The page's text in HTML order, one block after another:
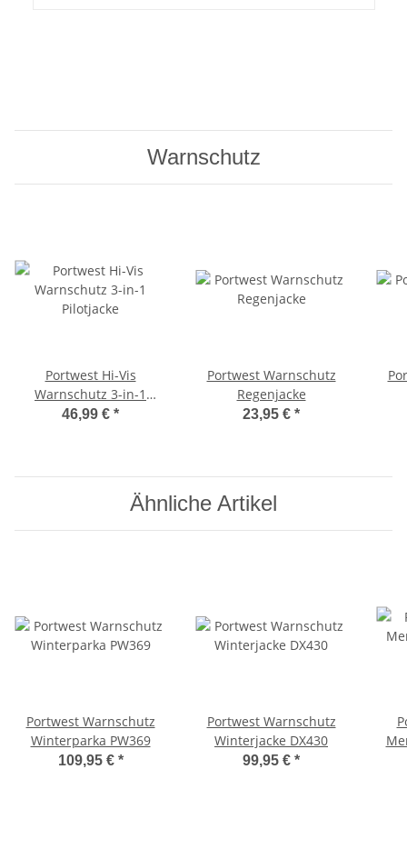
Warnschutz
Portwest Hi-Vis
Warnschutz 3-in-1
Pilotjacke
46,99 € *
Portwest Warnschutz
Regenjacke
23,95 € *
Ähnliche Artikel
Portwest Warnschutz
Winterparka PW369
109,95 € *
Portwest Warnschutz
Winterjacke DX430
99,95 € *